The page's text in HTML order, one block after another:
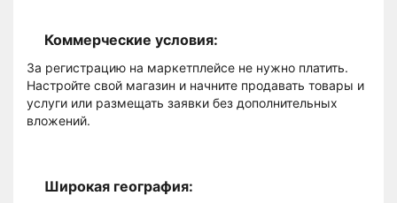
Коммерческие условия:
За регистрацию на маркетплейсе не нужно платить.
Настройте свой магазин и начните продавать товары и
услуги или размещать заявки без дополнительных
вложений.
Широкая география: